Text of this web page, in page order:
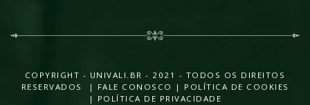
COPYRIGHT - UNIVALI.BR - 2021 - TODOS OS DIREITOS
RESERVADOS |
FALE CONOSCO | POLÍTICA DE COOKIES
| POLÍTICA DE PRIVACIDADE